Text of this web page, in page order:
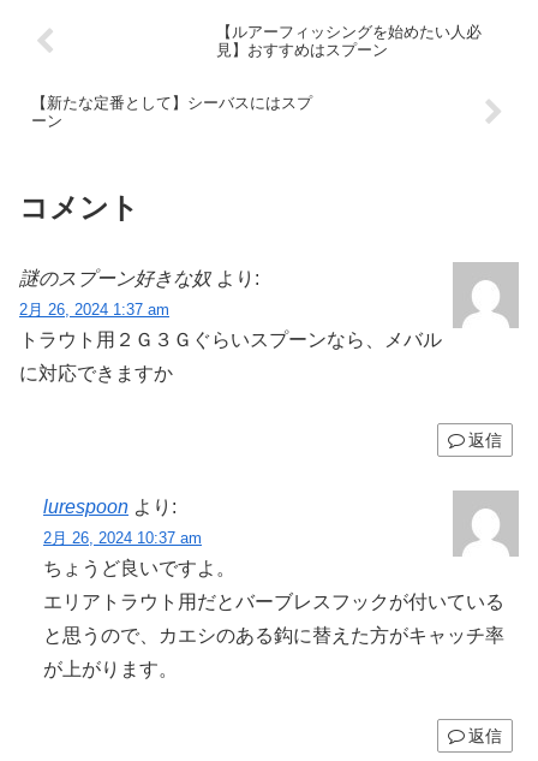
【ルアーフィッシングを始めたい人必
見】おすすめはスプーン
【新たな定番として】シーバスにはスプ
ーン
コメント
謎のスプーン好きな奴 より:
2月 26, 2024 1:37 am
トラウト用２Ｇ３Ｇぐらいスプーンなら、メバル
に対応できますか
返信
lurespoon より:
2月 26, 2024 10:37 am
ちょうど良いですよ。
エリアトラウト用だとバーブレスフックが付いている
と思うので、カエシのある鈎に替えた方がキャッチ率
が上がります。
返信